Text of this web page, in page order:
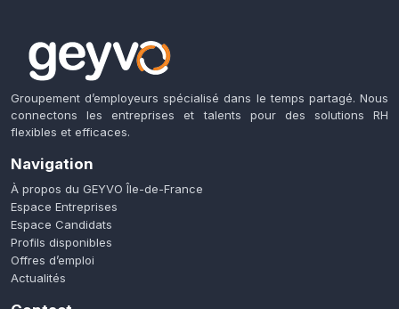
Groupement d’employeurs spécialisé dans le temps partagé. Nous
connectons les entreprises et talents pour des solutions RH
flexibles et efficaces.
Navigation
À propos du GEYVO Île-de-France
Espace Entreprises
Espace Candidats
Profils disponibles
Offres d’emploi
Actualités